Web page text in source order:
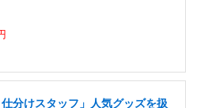
分けスタッフ」人気グッズを扱